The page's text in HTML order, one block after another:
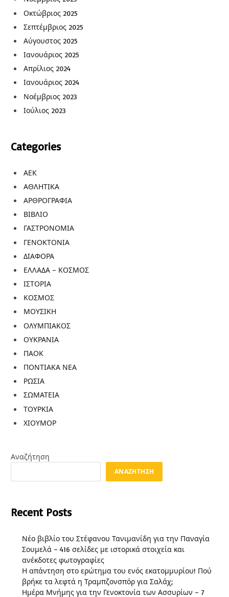
Οκτώβριος 2025
Σεπτέμβριος 2025
Αύγουστος 2025
Ιανουάριος 2025
Απρίλιος 2024
Ιανουάριος 2024
Νοέμβριος 2023
Ιούλιος 2023
Categories
ΑΕΚ
ΑΘΛΗΤΙΚΑ
ΑΡΘΡΟΓΡΑΦΙΑ
ΒΙΒΛΙΟ
ΓΑΣΤΡΟΝΟΜΙΑ
ΓΕΝΟΚΤΟΝΙΑ
ΔΙΑΦΟΡΑ
ΕΛΛΑΔΑ – ΚΟΣΜΟΣ
ΙΣΤΟΡΙΑ
ΚΟΣΜΟΣ
ΜΟΥΣΙΚΗ
ΟΛΥΜΠΙΑΚΟΣ
ΟΥΚΡΑΝΙΑ
ΠΑΟΚ
ΠΟΝΤΙΑΚΑ ΝΕΑ
ΡΩΣΙΑ
ΣΩΜΑΤΕΙΑ
ΤΟΥΡΚΙΑ
ΧΙΟΥΜΟΡ
Αναζήτηση
ΑΝΑΖΉΤΗΣΗ
Recent Posts
Νέο βιβλίο του Στέφανου Τανιμανίδη για την Παναγία
Σουμελά – 416 σελίδες με ιστορικά στοιχεία και
ανέκδοτες φωτογραφίες
Η απάντηση στο ερώτημα του ενός εκατομμυρίου! Πού
βρήκε τα λεφτά η Τραμπζονσπόρ για Σαλάχ;
Ημέρα Μνήμης για την Γενοκτονία των Ασσυρίων – 7